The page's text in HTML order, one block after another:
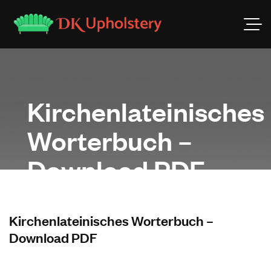
Kirchenlateinisches
Worterbuch –
Download PDF
Kirchenlateinisches Worterbuch –
Download PDF